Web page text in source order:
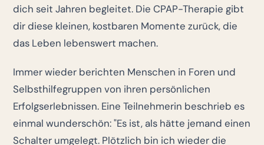
dich seit Jahren begleitet. Die CPAP-Therapie gibt
dir diese kleinen, kostbaren Momente zurück, die
das Leben lebenswert machen.
Immer wieder berichten Menschen in Foren und
Selbsthilfegruppen von ihren persönlichen
Erfolgserlebnissen. Eine Teilnehmerin beschrieb es
einmal wunderschön: "Es ist, als hätte jemand einen
Schalter umgelegt. Plötzlich bin ich wieder die